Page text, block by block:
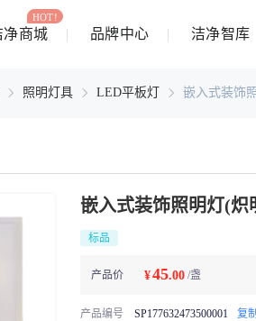
净商城
HOT!
品牌中心 洁净智库
照明灯具 LED平板灯 嵌入式装饰
嵌入式装饰照明灯(炽
标品
产品价 ¥45.00 /盏
产品编号 SP177632473500001 复制